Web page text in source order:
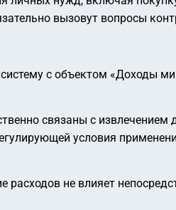
вызовут вопросы
с объектом «Доходы
связаны с
условия
не влияет